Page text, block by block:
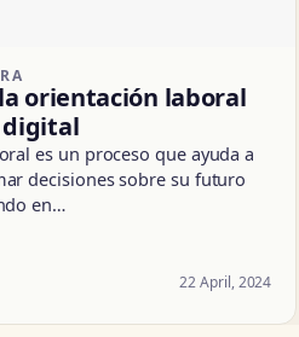
orientación laboral
digital
es un proceso que ayuda a
decisiones sobre su futuro
en…
22 April, 2024